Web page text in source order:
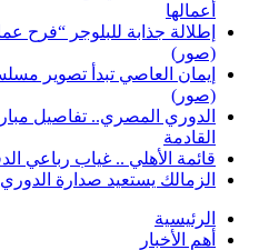
أعمالها
إطلالة جذابة للبلوجر “فرح
(صور)
إيمان العاصي تبدأ تصوير
(صور)
الدوري المصري.. تفاصيل
القادمة
قائمة الأهلي .. غياب رباعي
الزمالك يستعيد صدارة
الرئيسية
أهم الأخبار